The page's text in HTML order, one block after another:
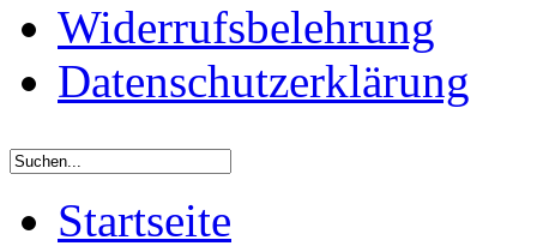
Widerrufsbelehrung
Datenschutzerklärung
Startseite